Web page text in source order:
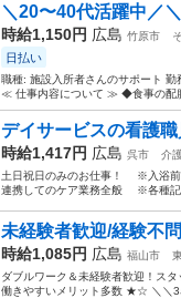
＼20〜40代活躍中／
時給1,150円 広島 竹原市
日払い
職種: 施設入所者さんのサポート
≪ 仕事内容について ≫ ◆食事の配
デイサービスの看護職
時給1,417円 広島 呉市
介
土日祝日のみのお仕事！ ※入浴
連携してのケア業務全般 ※各種
未経験者歓迎/経験不
時給1,085円 広島 福山市
ダブルワーク＆未経験者歓迎！ス
働きやすいメリット多数 ★☆ ＼＼3